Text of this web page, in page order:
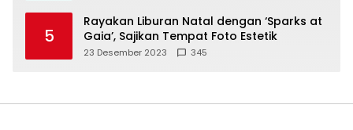
5
Rayakan Liburan Natal dengan ‘Sparks at
Gaia’, Sajikan Tempat Foto Estetik
23 Desember 2023 345